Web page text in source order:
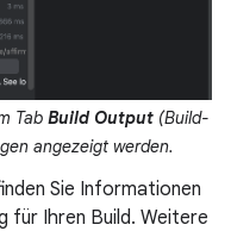
Tab Build Output (Build-
angezeigt werden.
Sie Informationen
für Ihren Build. Weitere